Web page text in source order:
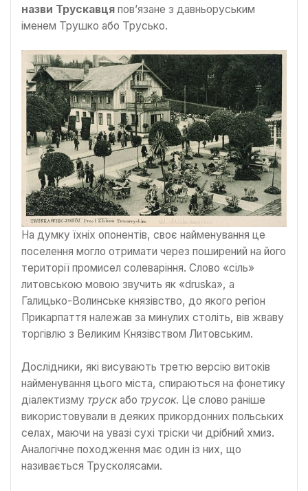
назви Трускавця пов’язане з давньоруським
іменем Трушко або Трусько.
На думку їхніх опонентів, своє найменування це
поселення могло отримати через поширений на його
території промисел солеваріння. Слово «сіль»
литовською мовою звучить як «druska», а
Галицько-Волинське князівство, до якого регіон
Прикарпаття належав за минулих століть, вів жваву
торгівлю з Великим Князівством Литовським.
Дослідники, які висувають третю версію витоків
найменування цього міста, спираються на фонетику
діалектизму трускабо трусок. Це слово раніше
використовували в деяких прикордонних польських
селах, маючи на увазі сухі тріски чи дрібний хмиз.
Аналогічне походження має один із них, що
називається Трусколясами.